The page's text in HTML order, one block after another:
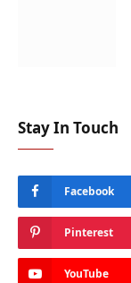
Stay In Touch
Facebook
Pinterest
YouTube